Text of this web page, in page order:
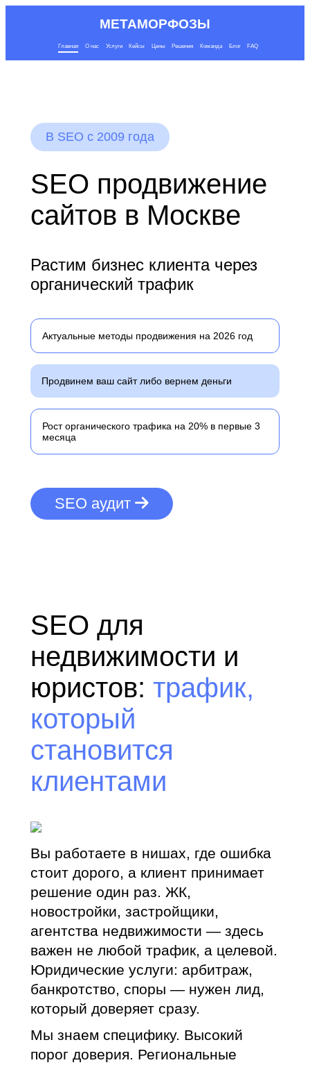
МЕТАМОРФОЗЫ
Главная О нас Услуги Кейсы Цены Решения Команда Блог FAQ
В SEO с 2009 года
SEO продвижение
сайтов в Москве
Растим бизнес клиента через
органический трафик
Актуальные методы продвижения на 2026 год
Продвинем ваш сайт либо вернем деньги
Рост органического трафика на 20% в первые 3
месяца
SEO аудит
SEO для
недвижимости и
юристов: трафик,
который
становится
клиентами
Вы работаете в нишах, где ошибка
стоит дорого, а клиент принимает
решение один раз. ЖК,
новостройки, застройщики,
агентства недвижимости — здесь
важен не любой трафик, а целевой.
Юридические услуги: арбитраж,
банкротство, споры — нужен лид,
который доверяет сразу.
Мы знаем специфику. Высокий
порог доверия. Региональные